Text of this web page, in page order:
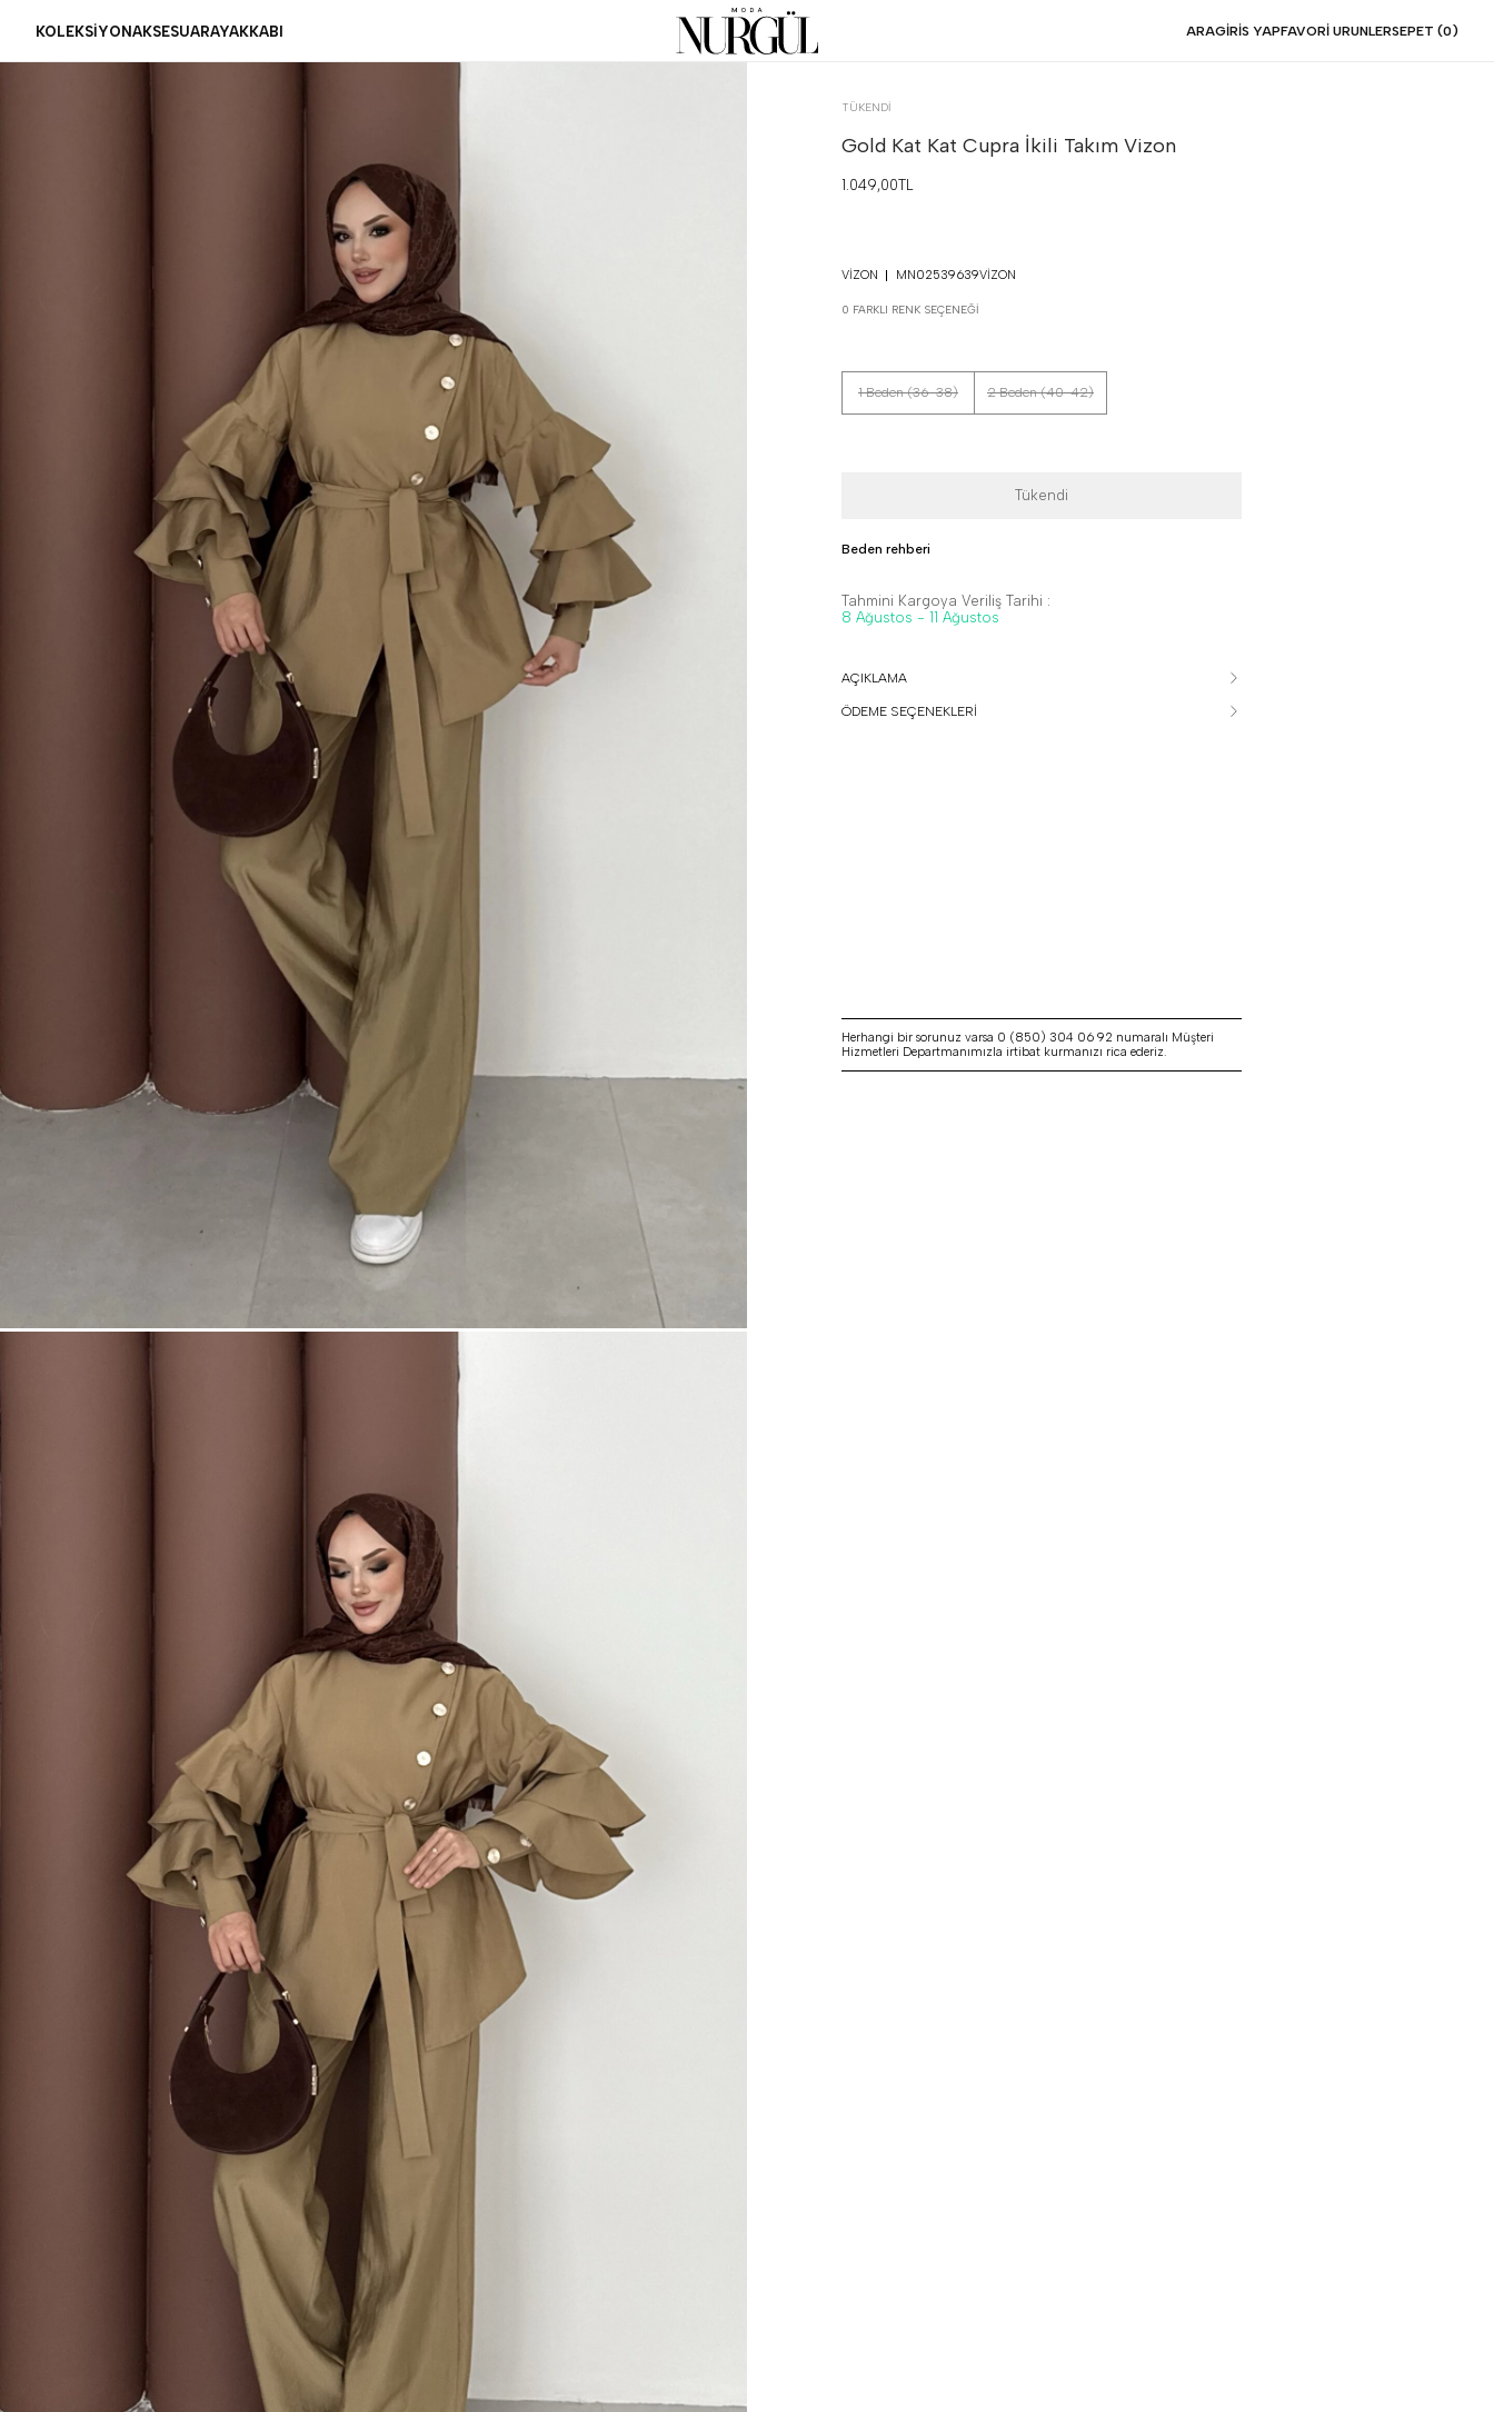
KOLEKSİYONAKSESUARAYAKKABI ARAGIRIS YAPFAVORI URUNLERSEPET (0 )
TÜKENDI
Gold Kat Kat Cupra İkili Takım Vizon
1.049,00TL
VIZON MN02539639VIZON
0 FARKLI RENK SEÇENEĞI
1 Beden (36-38) 2 Beden (40-42)
Tükendi
Beden rehberi
Tahmini Kargoya Veriliş Tarihi :
8 Ağustos - 11 Ağustos
AÇIKLAMA
ÖDEME SEÇENEKLERİ
Herhangi bir sorunuz varsa 0 (850) 304 06 92 numaralı Müşteri
Hizmetleri Departmanımızla irtibat kurmanızı rica ederiz.